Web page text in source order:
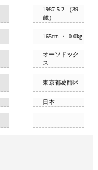
1987.5.2 （39
歳）
165cm ・ 0.0kg
オーソドック
ス
東京都葛飾区
日本